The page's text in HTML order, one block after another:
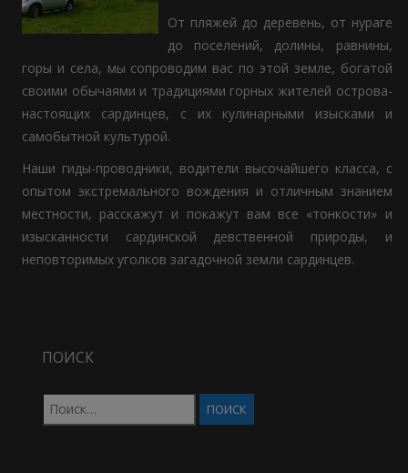
От пляжей до деревень, от нураге
до поселений, долины, равнины,
горы и села, мы сопроводим вас по этой земле, богатой
своими обычаями и традициями горных жителей острова-
настоящих сардинцев, с их кулинарными изысками и
самобытной культурой.
Наши гиды-проводники, водители высочайшего класса, с
опытом экстремального вождения и отличным знанием
местности, расскажут и покажут вам все «тонкости» и
изысканности сардинской девственной природы, и
неповторимых уголков загадочной земли сардинцев.
ПОИСК
Найти: